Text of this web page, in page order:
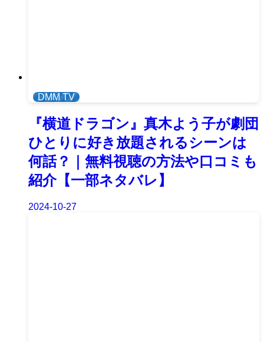
DMM TV
『横道ドラゴン』真木よう子が劇団
ひとりに好き放題されるシーンは
何話？｜無料視聴の方法や口コミも
紹介【一部ネタバレ】
2024-10-27